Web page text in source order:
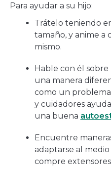
Para ayudar a su hijo:
Trátelo teniendo
tamaño, y anime a
mismo.
Hable con él
una manera
como un
y cuidadores
una buena
Encuentre
adaptarse al
compre